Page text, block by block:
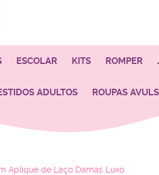
ESCOLAR KITS ROMPER
ADULTOS ROUPAS
Aplique de Laço Damas Luxo